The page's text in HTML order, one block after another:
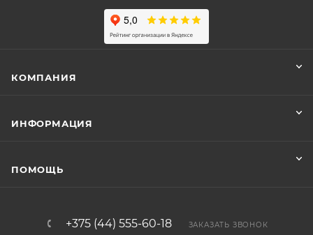
КОМПАНИЯ
ИНФОРМАЦИЯ
ПОМОЩЬ
+375 (44) 555-60-18 ЗАКАЗАТЬ ЗВОНОК